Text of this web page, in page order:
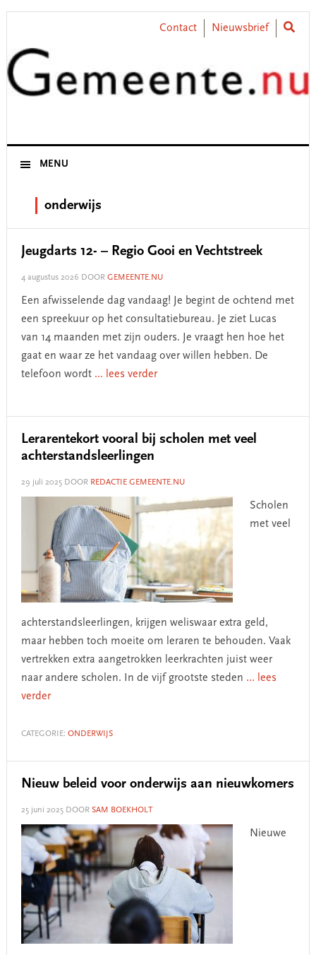
Skip
primary
navigation
Skip
content
Skip
primary
sidebar
Skip
footer
Contact Nieuwsbrief
MENU
onderwijs
Jeugdarts 12- – Regio Gooi en Vechtstreek
4 augustus 2026 DOOR GEMEENTE.NU
Een afwisselende dag vandaag! Je begint de ochtend met
een spreekuur op het consultatiebureau. Je ziet Lucas
van 14 maanden met zijn ouders. Je vraagt hen hoe het
gaat en waar ze het vandaag over willen hebben. De
telefoon wordt ... lees verder
Lerarentekort vooral bij scholen met veel
achterstandsleerlingen
29 juli 2025DOOR REDACTIE GEMEENTE.NU
Scholen
met veel
achterstandsleerlingen, krijgen weliswaar extra geld,
maar hebben toch moeite om leraren te behouden. Vaak
vertrekken extra aangetrokken leerkrachten juist weer
naar andere scholen. In de vijf grootste steden ... lees
verder
CATEGORIE: ONDERWIJS
Nieuw beleid voor onderwijs aan nieuwkomers
25 juni 2025DOOR SAM BOEKHOLT
Nieuwe